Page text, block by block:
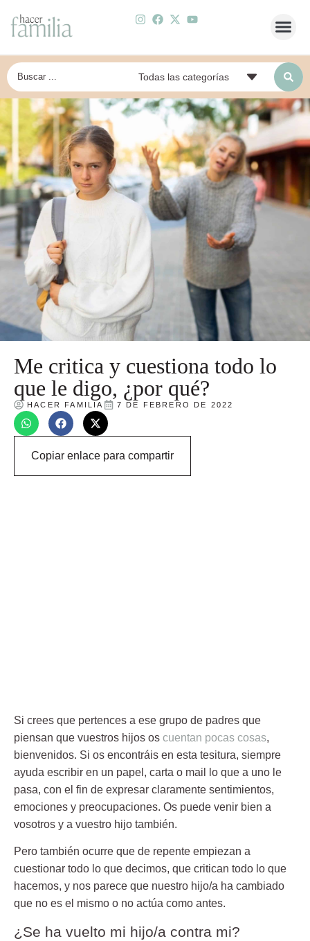
Me critica y cuestiona todo lo
que le digo, ¿por qué?
HACER FAMILIA 7 DE FEBRERO DE 2022
Copiar enlace para compartir
Si crees que pertences a ese grupo de padres que
piensan que vuestros hijos os cuentan pocas cosas,
bienvenidos. Si os encontráis en esta tesitura, siempre
ayuda escribir en un papel, carta o mail lo que a uno le
pasa, con el fin de expresar claramente sentimientos,
emociones y preocupaciones. Os puede venir bien a
vosotros y a vuestro hijo también.
Pero también ocurre que de repente empiezan a
cuestionar todo lo que decimos, que critican todo lo que
hacemos, y nos parece que nuestro hijo/a ha cambiado
que no es el mismo o no actúa como antes.
¿Se ha vuelto mi hijo/a contra mi?